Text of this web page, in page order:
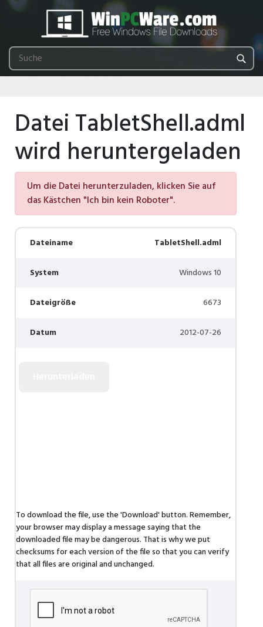
Datei TabletShell.adml
wird heruntergeladen
Um die Datei herunterzuladen, klicken Sie auf
das Kästchen "Ich bin kein Roboter".
Dateiname TabletShell.adml
System Windows 10
Dateigröße 6673
Datum 2012-07-26
To download the file, use the 'Download' button. Remember,
your browser may display a message saying that the
downloaded file may be dangerous. That is why we put
checksums for each version of the file so that you can verify
that all files are original and unchanged.